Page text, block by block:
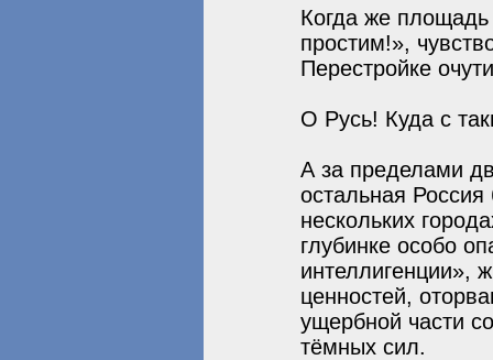
Когда же
простим!»,
Перестройке
О Русь! Куда с
А за пределами
остальная
нескольких
глубинке особо
интеллигенции»,
ценностей,
ущербной части
тёмных сил.